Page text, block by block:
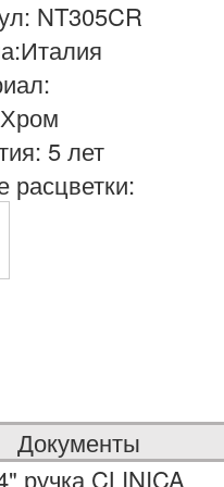
Документы
ручка CLINICA
NT305CR
5 лет
расцветки: